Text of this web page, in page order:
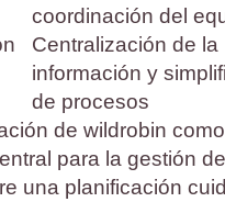
coordinación del
Centralización de la
información y
de procesos
de wildrobin como
para la gestión
una planificación